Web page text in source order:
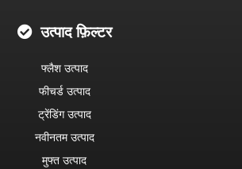
उत्पाद फ़िल्टर
फ्लैश उत्पाद
फीचर्ड उत्पाद
ट्रेंडिंग उत्पाद
नवीनतम उत्पाद
मुफ्त उत्पाद